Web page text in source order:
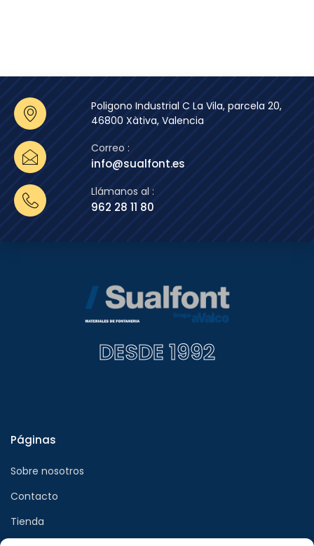
Poligono Industrial C La Vila, parcela 20,
46800 Xàtiva, Valencia
Correo :
info@sualfont.es
Llámanos al :
962 28 11 80
DESDE 1992
Páginas
Sobre nosotros
Contacto
Tienda